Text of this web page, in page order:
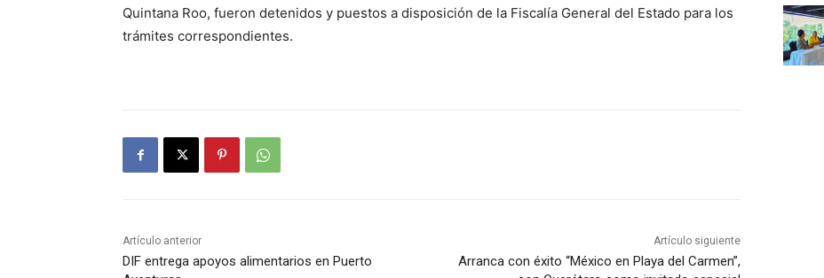
Quintana Roo, fueron detenidos y puestos a disposición de la Fiscalía General del Estado para los
trámites correspondientes.
Artículo anterior
DIF entrega apoyos alimentarios en Puerto
Artículo siguiente
Arranca con éxito “México en Playa del Carmen”,